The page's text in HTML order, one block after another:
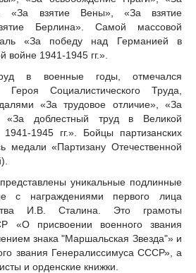
«За взятие Вены», «За взятие
Берлина». Самой массовой
«За победу над Германией в
войне 1941-1945 гг.».
в военные годы, отмечался
Героя Социалистического Труда,
«За трудовое отличие», «За
«За доблестный труд в Великой
1945 гг.». Бойцы партизанских
медали «Партизану Отечественной
уникальные подлинные
с награждениями первого лица
И.В. Сталина. Это грамоты
«О присвоении военного звания
знака "Маршальская Звезда"» и
звания Генералиссимуса СССР», а
и орденские книжки.